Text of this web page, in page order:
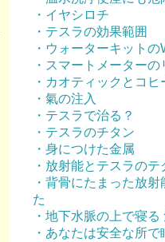
・イヤシロチ
・テスラの効果範囲
・ウォーターキットの
・スマートメーターの
・カオティックとコヒ
・氣の注入
・テスラで治る？
・テスラのチタン
・身につけた金属
・放射能とテスラのテ
・背骨にたまった放
た
・地下水脈の上で寝る
・あなたは安全な所で